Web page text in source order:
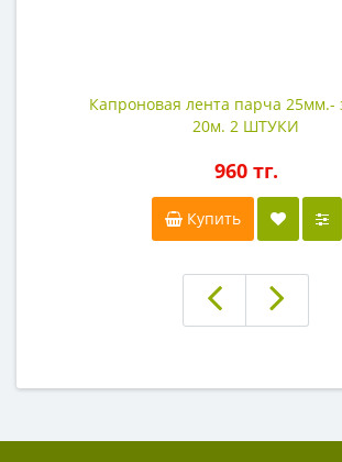
Капроновая лента парча 25мм.-
20м. 2 ШТУКИ
960 тг.
Купить